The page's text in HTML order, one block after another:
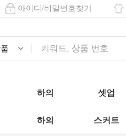
아이디/비밀번호찾기
하의 셋업
하의 스커트